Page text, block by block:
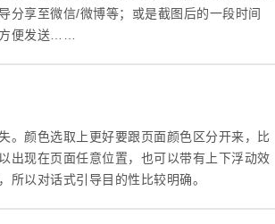
分享至微信/微博等；或是截图后的一段时间
便发送……
。颜色选取上更好要跟页面颜色区分开来，比
出现在页面任意位置，也可以带有上下浮动效
以对话式引导目的性比较明确。